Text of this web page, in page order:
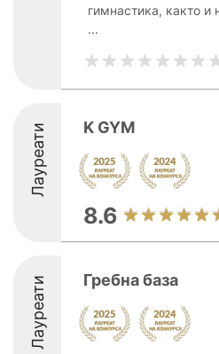
гимнастика, както и
...
Лауреати K GYM
8.6
Лауреати Гребна база